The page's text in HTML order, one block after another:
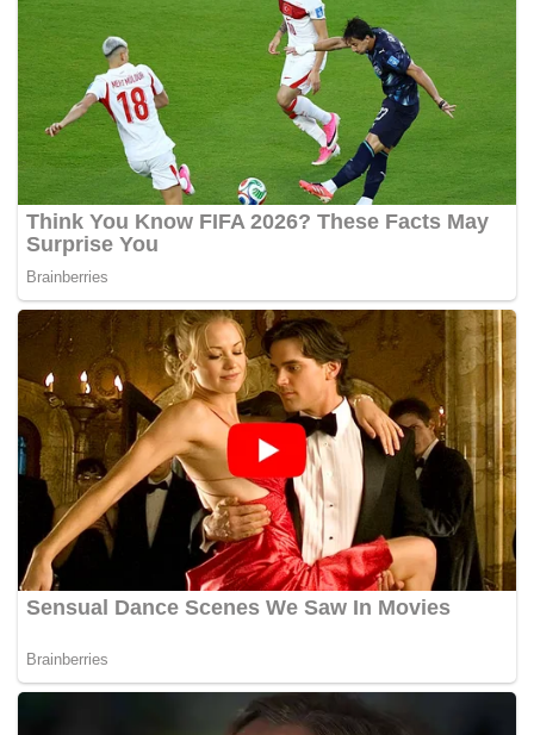
Angriest Whooper adalah burger terpedas yang dimiliki
Burger King yang disajikan dengan bawang bombai dan
lada jalapeÃ±o bersama sos paling pedas di restoran itu.
Menu berkenaan merupakan edisi terbaharu Burger King
untuk peminat-peminat makanan segera rangkaiannya.
Terdahulu sebuah kafe di Moscow iaitu Roll Race telah
melancarkan menu dikenali ‘US Presidential Sandwiches’
yang menampilkan calon Parti Demokrat dan Republikan
sebagai nama menu baharu mereka. – MYNEWSHUB.CC